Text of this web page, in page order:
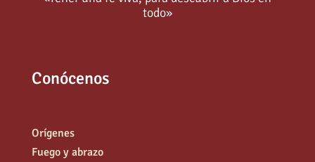
todo»
Conócenos
Orígenes
Fuego y abrazo